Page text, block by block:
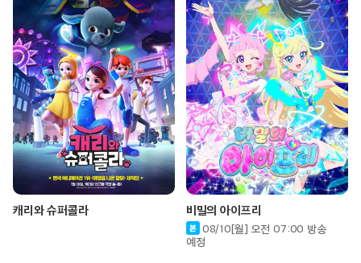
캐리와 슈퍼콜라 비밀의 아이프리
08/10[월] 오전 07:00 방송
예정